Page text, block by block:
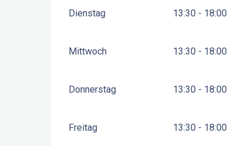
Dienstag 13:30 - 18:00
Mittwoch 13:30 - 18:00
Donnerstag 13:30 - 18:00
Freitag 13:30 - 18:00